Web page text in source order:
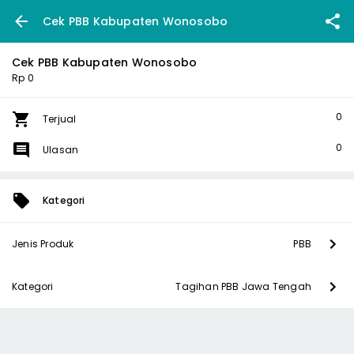
Cek PBB Kabupaten Wonosobo
Cek PBB Kabupaten Wonosobo
Rp 0
Terjual 0
Ulasan 0
Kategori
Jenis Produk PBB
Kategori Tagihan PBB Jawa Tengah